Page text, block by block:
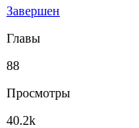
Завершен
Главы
88
Просмотры
40.2k